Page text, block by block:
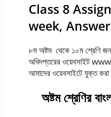
Class 8
week, Answer
৮ম অষ্টম থেকে ১০ম শ্রেণি
অধিদপ্তরের ওয়েবসাইট
আমাদের ওয়েবসাইটে যুক্ত
অষ্টম শ্রেণির